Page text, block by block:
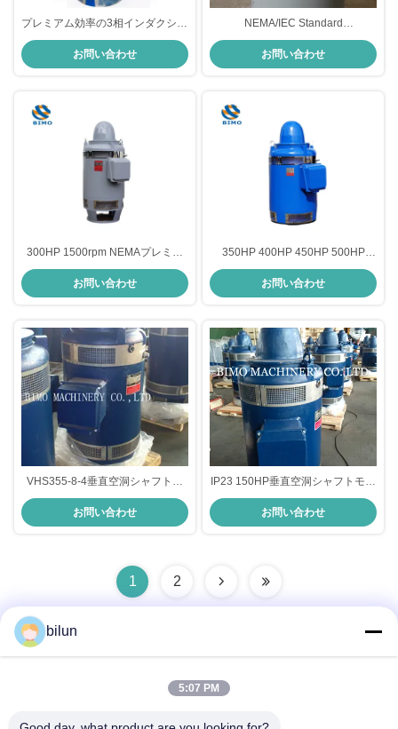
プレミアム効率の3相インダクショ
ンモーター 30kw 380V 660V VHS
モーター
お問い合わせ
NEMA/IEC Standard
100HP~600HP Vertical Hollow
Shaft Electric Vhs Motors and
Deep Well Pump Motor
お問い合わせ
300HP 1500rpm NEMAプレミア
ム効率モーター 220KW VHSモー
ター
お問い合わせ
350HP 400HP 450HP 500HP
600HP 縦ホローシャフトモーター
IEC / NEMA 標準
お問い合わせ
VHS355-8-4垂直空洞シャフトイ
ンダクションモーター IP23 3相イ
ンダクションモーター 500HP
お問い合わせ
IP23 150HP垂直空洞シャフトモー
ターメーカー VHS280-1-4
お問い合わせ
1 2
bilun
5:07 PM